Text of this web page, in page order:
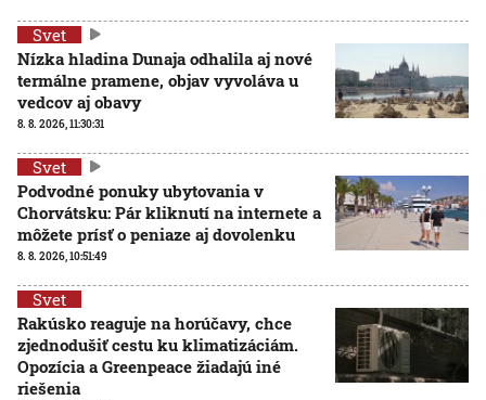
Svet
Nízka hladina Dunaja odhalila aj nové
termálne pramene, objav vyvoláva u
vedcov aj obavy
8. 8. 2026, 11:30:31
Svet
Podvodné ponuky ubytovania v
Chorvátsku: Pár kliknutí na internete a
môžete prísť o peniaze aj dovolenku
8. 8. 2026, 10:51:49
Svet
Rakúsko reaguje na horúčavy, chce
zjednodušiť cestu ku klimatizáciám.
Opozícia a Greenpeace žiadajú iné
riešenia